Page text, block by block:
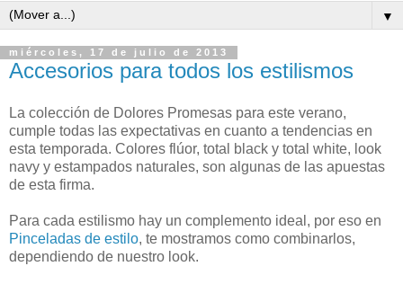
▼
miércoles, 17 de julio de 2013
Accesorios para todos los estilismos
La colección de Dolores Promesas para este verano,
cumple todas las expectativas en cuanto a tendencias en
esta temporada. Colores flúor, total black y total white, look
navy y estampados naturales, son algunas de las apuestas
de esta firma.
Para cada estilismo hay un complemento ideal, por eso en
Pinceladas de estilo, te mostramos como combinarlos,
dependiendo de nuestro look.